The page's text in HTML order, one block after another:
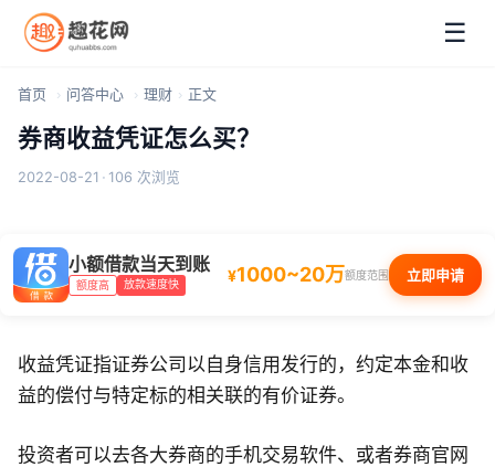
☰
首页 问答中心 理财 正文
券商收益凭证怎么买？
2022-08-21 · 106 次浏览
小额借款当天到账
额度高 放款速度快 ¥1000~20万额度范围 立即申请
收益凭证指证券公司以自身信用发行的，约定本金和收
益的偿付与特定标的相关联的有价证券。
投资者可以去各大券商的手机交易软件、或者券商官网